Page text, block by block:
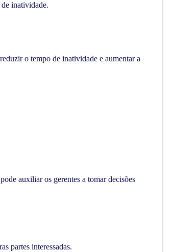
inatividade.
o tempo de inatividade e aumentar a
auxiliar os gerentes a tomar decisões
partes interessadas.